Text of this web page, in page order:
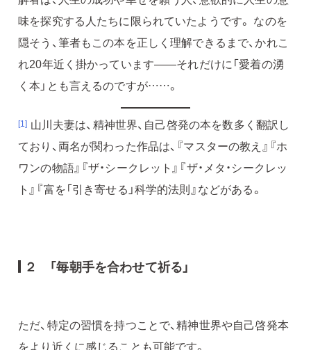
味を探究する人たちに限られていたようです。 なのを
隠そう、筆者もこの本を正しく理解できるまで、かれこ
れ20年近く掛かっています――それだけに「愛着の湧
く本」とも言えるのですが……。
[1] 山川夫妻は、精神世界、自己啓発の本を数多く翻訳し
ており、両名が関わった作品は、『マスターの教え』『ホ
ワンの物語』『ザ・シークレット』『ザ・メタ・シークレッ
ト』『富を「引き寄せる」科学的法則』などがある。
２ 「毎朝手を合わせて祈る」
ただ、特定の習慣を持つことで、精神世界や自己啓発本
をより近くに感じることも可能です。